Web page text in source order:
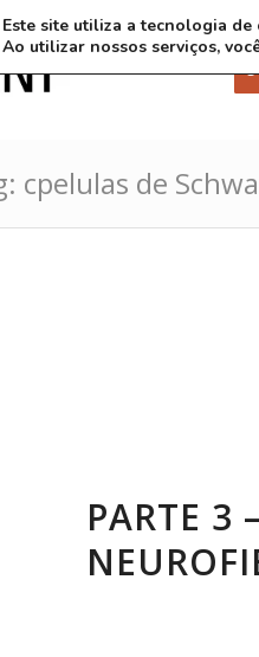
3
cpelulas de
PARTE 3
Este site utiliza a tecnologia
Ao utilizar nossos serviços,